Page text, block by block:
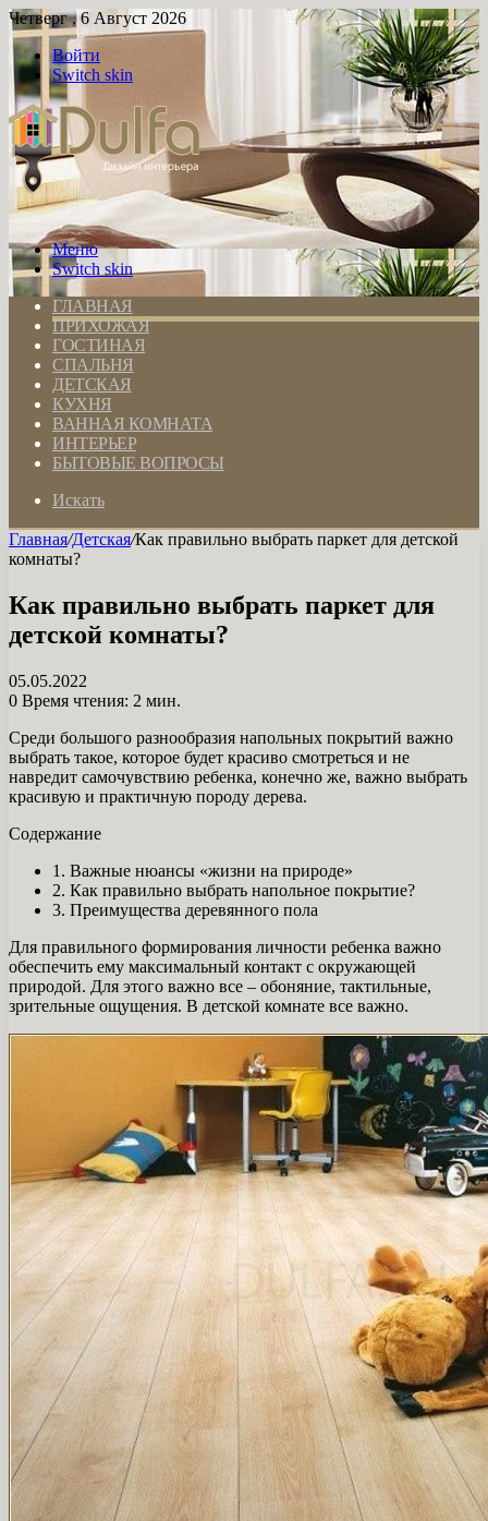
Четверг , 6 Август 2026
Войти
Switch skin
Меню
Switch skin
ГЛАВНАЯ
ПРИХОЖАЯ
ГОСТИНАЯ
СПАЛЬНЯ
ДЕТСКАЯ
КУХНЯ
ВАННАЯ КОМНАТА
ИНТЕРЬЕР
БЫТОВЫЕ ВОПРОСЫ
Искать
Главная/Детская/Как правильно выбрать паркет для детской
комнаты?
Как правильно выбрать паркет для
детской комнаты?
05.05.2022
0 Время чтения: 2 мин.
Среди большого разнообразия напольных покрытий важно
выбрать такое, которое будет красиво смотреться и не
навредит самочувствию ребенка, конечно же, важно выбрать
красивую и практичную породу дерева.
Содержание
1. Важные нюансы «жизни на природе»
2. Как правильно выбрать напольное покрытие?
3. Преимущества деревянного пола
Для правильного формирования личности ребенка важно
обеспечить ему максимальный контакт с окружающей
природой. Для этого важно все – обоняние, тактильные,
зрительные ощущения. В детской комнате все важно.